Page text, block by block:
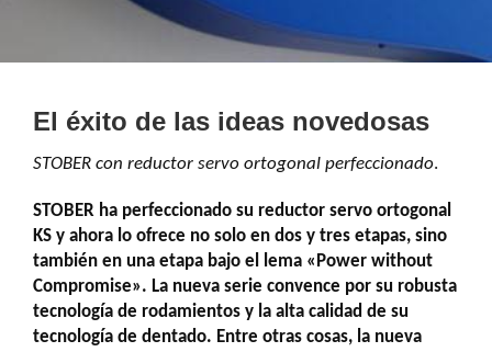
El éxito de las ideas novedosas
STOBER con reductor servo ortogonal perfeccionado.
STOBER ha perfeccionado su reductor servo ortogonal
KS y ahora lo ofrece no solo en dos y tres etapas, sino
también en una etapa bajo el lema «Power without
Compromise». La nueva serie convence por su robusta
tecnología de rodamientos y la alta calidad de su
tecnología de dentado. Entre otras cosas, la nueva